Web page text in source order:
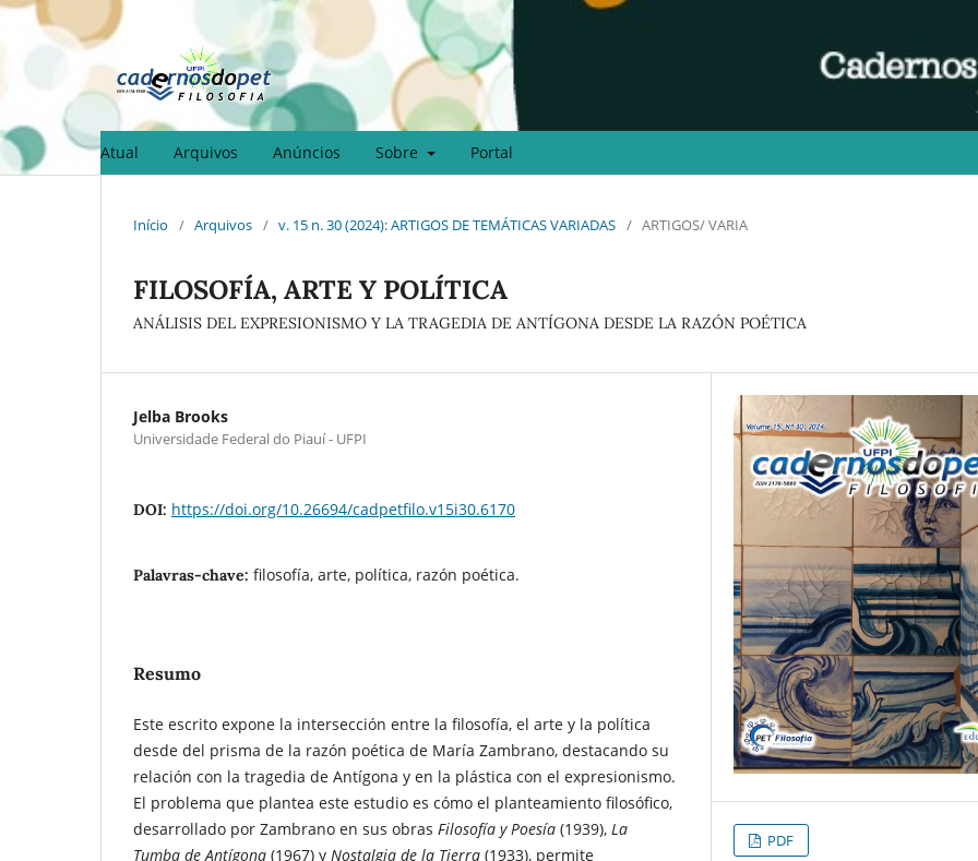
Atual Arquivos Anúncios Sobre Portal
Início / Arquivos / v. 15 n. 30 (2024): ARTIGOS DE TEMÁTICAS VARIADAS / ARTIGOS/ VARIA
FILOSOFÍA, ARTE Y POLÍTICA
ANÁLISIS DEL EXPRESIONISMO Y LA TRAGEDIA DE ANTÍGONA DESDE LA RAZÓN POÉTICA
Jelba Brooks
Universidade Federal do Piauí - UFPI
DOI: https://doi.org/10.26694/cadpetfilo.v15i30.6170
Palavras-chave: filosofía, arte, política, razón poética.
Resumo
Este escrito expone la intersección entre la filosofía, el arte y la política
desde del prisma de la razón poética de María Zambrano, destacando su
relación con la tragedia de Antígona y en la plástica con el expresionismo.
El problema que plantea este estudio es cómo el planteamiento filosófico,
desarrollado por Zambrano en sus obras Filosofía y Poesía (1939), La
Tumba de Antígona (1967) y Nostalgia de la Tierra (1933), permite
PDF